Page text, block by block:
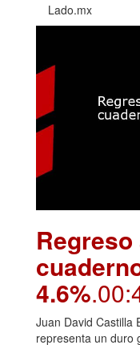
Lado.mx
4.6%
Juan David Castilla
representa un duro